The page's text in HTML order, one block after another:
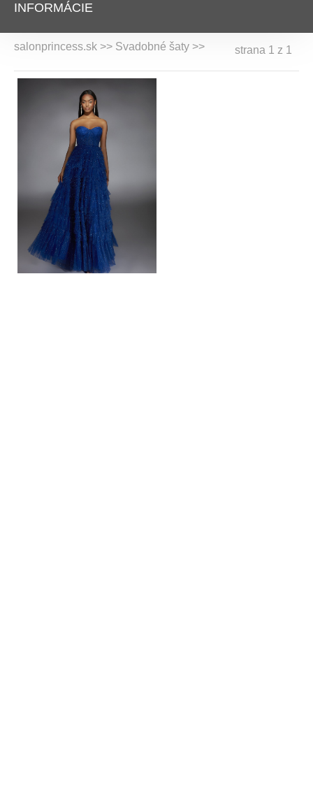
INFORMÁCIE
salonprincess.sk >> Svadobné šaty >> strana 1 z 1